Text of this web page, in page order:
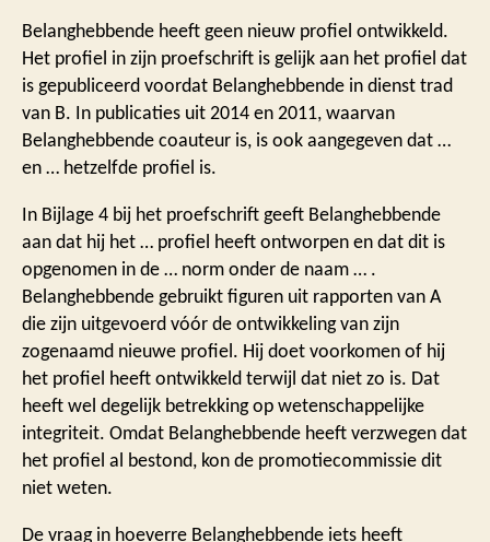
Belanghebbende heeft geen nieuw profiel ontwikkeld.
Het profiel in zijn proefschrift is gelijk aan het profiel dat
is gepubliceerd voordat Belanghebbende in dienst trad
van B. In publicaties uit 2014 en 2011, waarvan
Belanghebbende coauteur is, is ook aangegeven dat …
en … hetzelfde profiel is.
In Bijlage 4 bij het proefschrift geeft Belanghebbende
aan dat hij het … profiel heeft ontworpen en dat dit is
opgenomen in de … norm onder de naam … .
Belanghebbende gebruikt figuren uit rapporten van A
die zijn uitgevoerd vóór de ontwikkeling van zijn
zogenaamd nieuwe profiel. Hij doet voorkomen of hij
het profiel heeft ontwikkeld terwijl dat niet zo is. Dat
heeft wel degelijk betrekking op wetenschappelijke
integriteit. Omdat Belanghebbende heeft verzwegen dat
het profiel al bestond, kon de promotiecommissie dit
niet weten.
De vraag in hoeverre Belanghebbende iets heeft